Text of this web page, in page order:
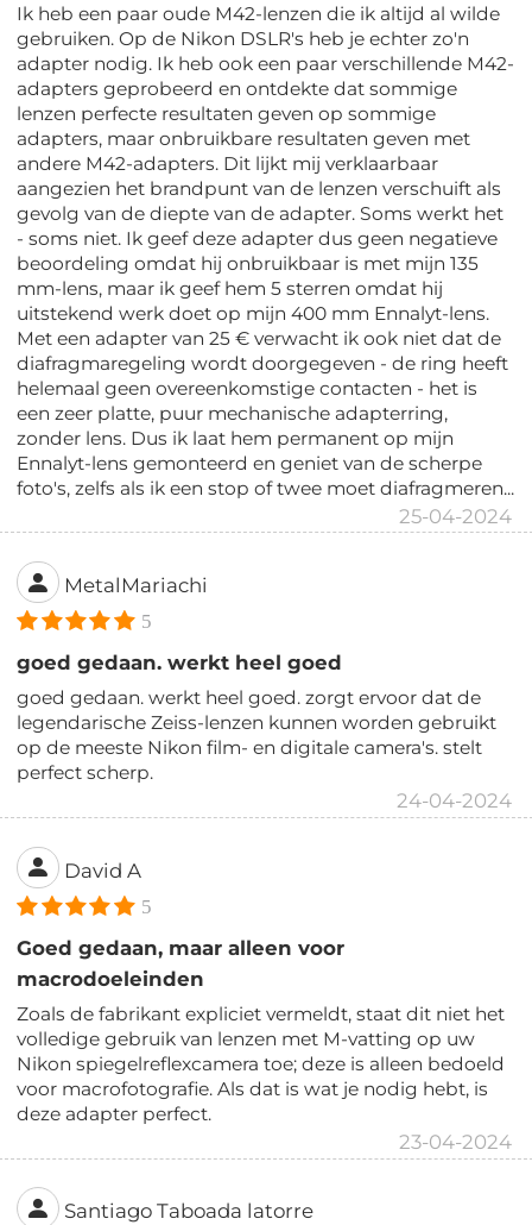
Ik heb een paar oude M42-lenzen die ik altijd al wilde
gebruiken. Op de Nikon DSLR's heb je echter zo'n
adapter nodig. Ik heb ook een paar verschillende M42-
adapters geprobeerd en ontdekte dat sommige
lenzen perfecte resultaten geven op sommige
adapters, maar onbruikbare resultaten geven met
andere M42-adapters. Dit lijkt mij verklaarbaar
aangezien het brandpunt van de lenzen verschuift als
gevolg van de diepte van de adapter. Soms werkt het
- soms niet. Ik geef deze adapter dus geen negatieve
beoordeling omdat hij onbruikbaar is met mijn 135
mm-lens, maar ik geef hem 5 sterren omdat hij
uitstekend werk doet op mijn 400 mm Ennalyt-lens.
Met een adapter van 25 € verwacht ik ook niet dat de
diafragmaregeling wordt doorgegeven - de ring heeft
helemaal geen overeenkomstige contacten - het is
een zeer platte, puur mechanische adapterring,
zonder lens. Dus ik laat hem permanent op mijn
Ennalyt-lens gemonteerd en geniet van de scherpe
foto's, zelfs als ik een stop of twee moet diafragmeren...
25-04-2024
MetalMariachi
5
goed gedaan. werkt heel goed
goed gedaan. werkt heel goed. zorgt ervoor dat de
legendarische Zeiss-lenzen kunnen worden gebruikt
op de meeste Nikon film- en digitale camera's. stelt
perfect scherp.
24-04-2024
David A
5
Goed gedaan, maar alleen voor
macrodoeleinden
Zoals de fabrikant expliciet vermeldt, staat dit niet het
volledige gebruik van lenzen met M-vatting op uw
Nikon spiegelreflexcamera toe; deze is alleen bedoeld
voor macrofotografie. Als dat is wat je nodig hebt, is
deze adapter perfect.
23-04-2024
Santiago Taboada latorre